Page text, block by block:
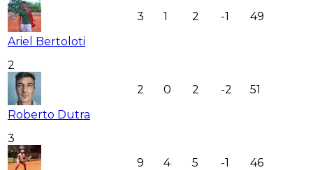
Ariel Bertoloti
3 1 2 -1 49
2
Roberto Dutra
2 0 2 -2 51
3
9 4 5 -1 46